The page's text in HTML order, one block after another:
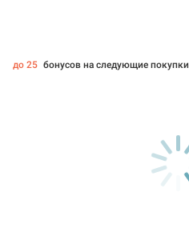
до 25 бонусов на следующие покупки